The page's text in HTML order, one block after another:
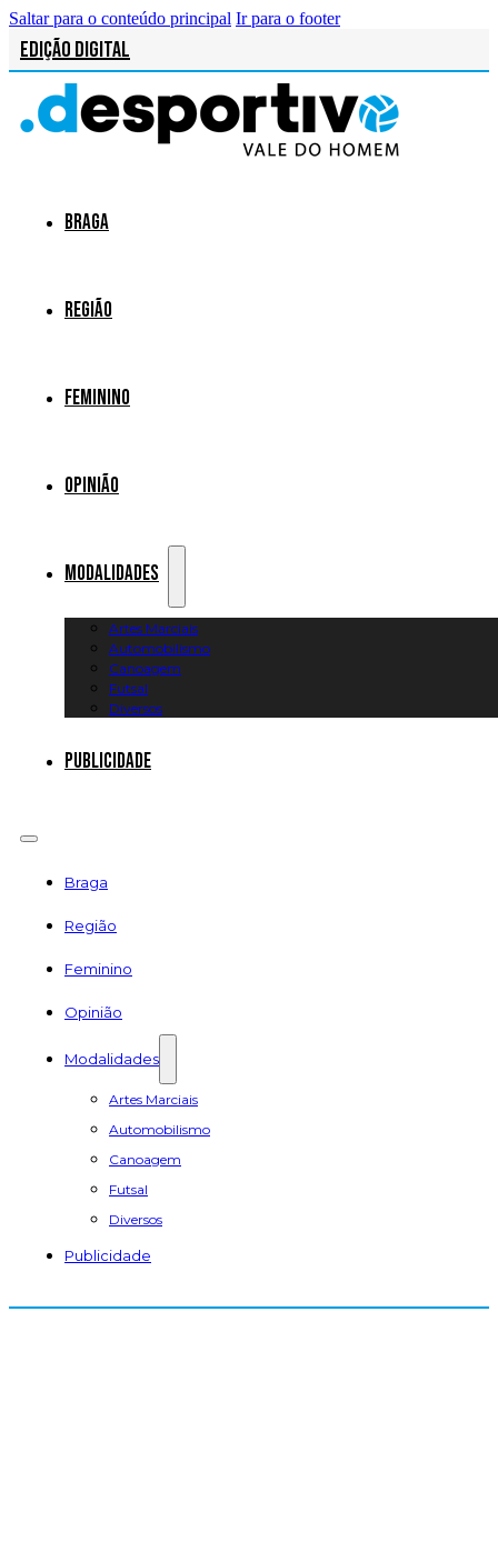
Saltar para o conteúdo principal Ir para o footer
Edição Digital
Braga
Região
Feminino
Opinião
Modalidades
Artes Marciais
Automobilismo
Canoagem
Futsal
Diversos
Publicidade
Braga
Região
Feminino
Opinião
Modalidades
Artes Marciais
Automobilismo
Canoagem
Futsal
Diversos
Publicidade